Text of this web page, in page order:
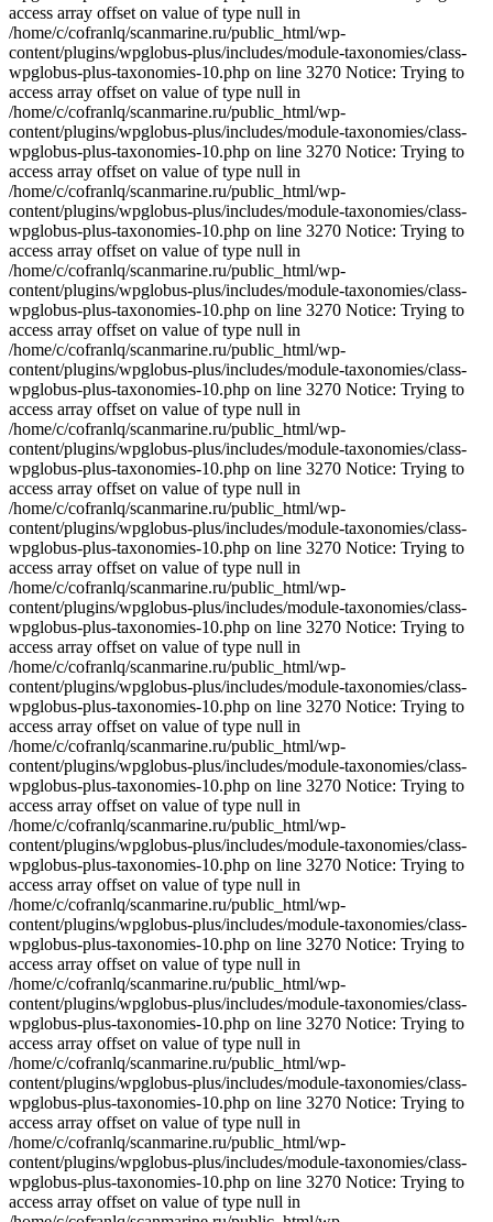
access array offset on value of type null in
/home/c/cofranlq/scanmarine.ru/public_html/wp-
content/plugins/wpglobus-plus/includes/module-taxonomies/class-
wpglobus-plus-taxonomies-10.php on line 3270 Notice: Trying to
access array offset on value of type null in
/home/c/cofranlq/scanmarine.ru/public_html/wp-
content/plugins/wpglobus-plus/includes/module-taxonomies/class-
wpglobus-plus-taxonomies-10.php on line 3270 Notice: Trying to
access array offset on value of type null in
/home/c/cofranlq/scanmarine.ru/public_html/wp-
content/plugins/wpglobus-plus/includes/module-taxonomies/class-
wpglobus-plus-taxonomies-10.php on line 3270 Notice: Trying to
access array offset on value of type null in
/home/c/cofranlq/scanmarine.ru/public_html/wp-
content/plugins/wpglobus-plus/includes/module-taxonomies/class-
wpglobus-plus-taxonomies-10.php on line 3270 Notice: Trying to
access array offset on value of type null in
/home/c/cofranlq/scanmarine.ru/public_html/wp-
content/plugins/wpglobus-plus/includes/module-taxonomies/class-
wpglobus-plus-taxonomies-10.php on line 3270 Notice: Trying to
access array offset on value of type null in
/home/c/cofranlq/scanmarine.ru/public_html/wp-
content/plugins/wpglobus-plus/includes/module-taxonomies/class-
wpglobus-plus-taxonomies-10.php on line 3270 Notice: Trying to
access array offset on value of type null in
/home/c/cofranlq/scanmarine.ru/public_html/wp-
content/plugins/wpglobus-plus/includes/module-taxonomies/class-
wpglobus-plus-taxonomies-10.php on line 3270 Notice: Trying to
access array offset on value of type null in
/home/c/cofranlq/scanmarine.ru/public_html/wp-
content/plugins/wpglobus-plus/includes/module-taxonomies/class-
wpglobus-plus-taxonomies-10.php on line 3270 Notice: Trying to
access array offset on value of type null in
/home/c/cofranlq/scanmarine.ru/public_html/wp-
content/plugins/wpglobus-plus/includes/module-taxonomies/class-
wpglobus-plus-taxonomies-10.php on line 3270 Notice: Trying to
access array offset on value of type null in
/home/c/cofranlq/scanmarine.ru/public_html/wp-
content/plugins/wpglobus-plus/includes/module-taxonomies/class-
wpglobus-plus-taxonomies-10.php on line 3270 Notice: Trying to
access array offset on value of type null in
/home/c/cofranlq/scanmarine.ru/public_html/wp-
content/plugins/wpglobus-plus/includes/module-taxonomies/class-
wpglobus-plus-taxonomies-10.php on line 3270 Notice: Trying to
access array offset on value of type null in
/home/c/cofranlq/scanmarine.ru/public_html/wp-
content/plugins/wpglobus-plus/includes/module-taxonomies/class-
wpglobus-plus-taxonomies-10.php on line 3270 Notice: Trying to
access array offset on value of type null in
/home/c/cofranlq/scanmarine.ru/public_html/wp-
content/plugins/wpglobus-plus/includes/module-taxonomies/class-
wpglobus-plus-taxonomies-10.php on line 3270 Notice: Trying to
access array offset on value of type null in
/home/c/cofranlq/scanmarine.ru/public_html/wp-
content/plugins/wpglobus-plus/includes/module-taxonomies/class-
wpglobus-plus-taxonomies-10.php on line 3270 Notice: Trying to
access array offset on value of type null in
/home/c/cofranlq/scanmarine.ru/public_html/wp-
content/plugins/wpglobus-plus/includes/module-taxonomies/class-
wpglobus-plus-taxonomies-10.php on line 3270 Notice: Trying to
access array offset on value of type null in